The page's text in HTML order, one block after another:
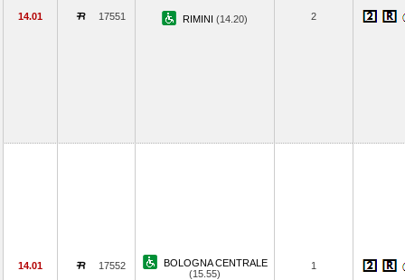
14.01 17551 RIMINI (14.20) 2
14.01 17552
BOLOGNA CENTRALE
(15.55)
1